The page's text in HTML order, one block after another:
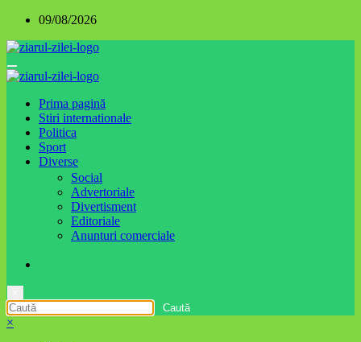
conținut
09/08/2026
Prima pagină
Stiri internationale
Politica
Sport
Diverse
Social
Advertoriale
Divertisment
Editoriale
Anunturi comerciale
×